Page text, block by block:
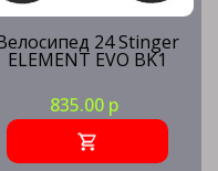
24 Stinger
ELEMENT EVO BK1
835.00 р